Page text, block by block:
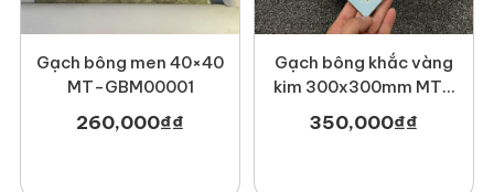
Gạch bông men 40×40
MT-GBM00001
260,000₫₫
Gạch bông khắc vàng
kim 300x300mm MT-
M3317
350,000₫₫